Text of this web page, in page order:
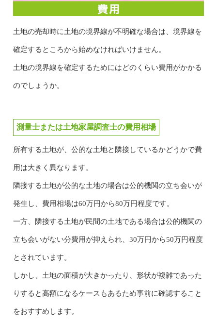
土地の売却時に土地の境界線が不明確な場合は、境界線を
確定するところから始めなければいけません。
土地の境界線を確定するためにはどのくらい費用がかかる
のでしょうか。
測量士または土地家屋調査士の費用相場
所有する土地が、公的な土地と隣接しているかどうかで費
用は大きく異なります。
隣接する土地が公的な土地の場合は公的機関の立ち会いが
発生し、費用相場は60万円から80万円程度です。
一方、隣接する土地が民間の土地である場合は公的機関の
立ち会いがない分費用が抑えられ、30万円から50万円程度
とされています。
しかし、土地の面積が大きかったり、形状が複雑であった
りすると高額になるケースもあるため事前に確認すること
をおすすめします。